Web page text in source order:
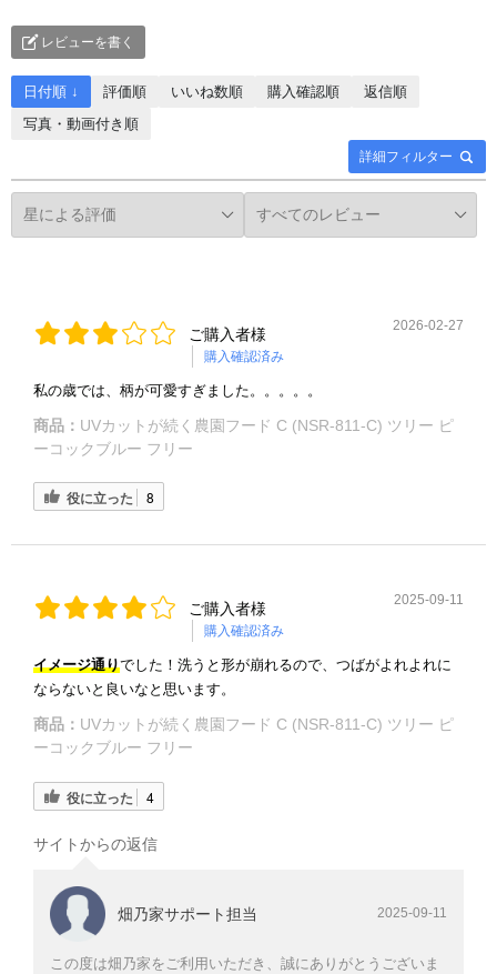
レビューを書く
詳細フィルター
日付順 ↓ 評価順 いいね数順 購入確認順
返信順
写真・動画付き順
ご購入者様
購入確認済み
2026-02-27
私の歳では、柄が可愛すぎました。。。。。
商品： UVカットが続く農園フード C (NSR-811-C) ツリー ピ
ーコックブルー フリー
役に立った 8
ご購入者様
購入確認済み
2025-09-11
イメージ通りでした！洗うと形が崩れるので、つばがよれよれに
ならないと良いなと思います。
商品： UVカットが続く農園フード C (NSR-811-C) ツリー ピ
ーコックブルー フリー
役に立った 4
サイトからの返信
畑乃家サポート担当 2025-09-11
この度は畑乃家をご利用いただき、誠にありがとうございま